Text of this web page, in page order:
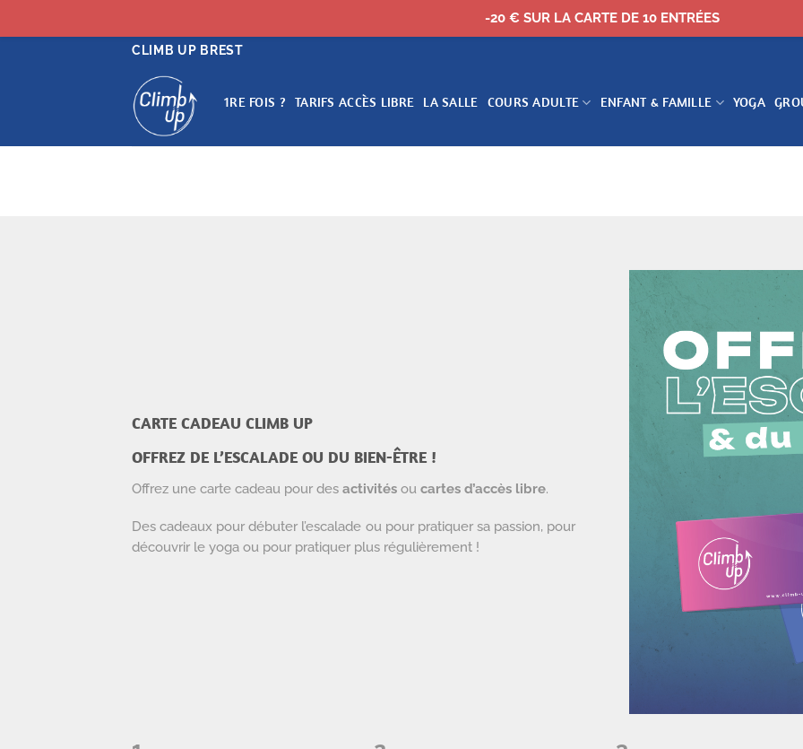
CLIMB UP BREST
1RE FOIS ? TARIFS ACCÈS LIBRE LA SALLE COURS ADULTE ENFANT & FAMILLE YOGA
CARTE CADEAU CLIMB UP
OFFREZ DE L’ESCALADE OU DU BIEN-ÊTRE !
Offrez une carte cadeau pour des activités ou cartes d’accès libre.
Des cadeaux pour débuter l’escalade ou pour pratiquer sa passion, pour
découvrir le yoga ou pour pratiquer plus régulièrement !
-20 € SUR LA CARTE DE 10 ENTRÉES